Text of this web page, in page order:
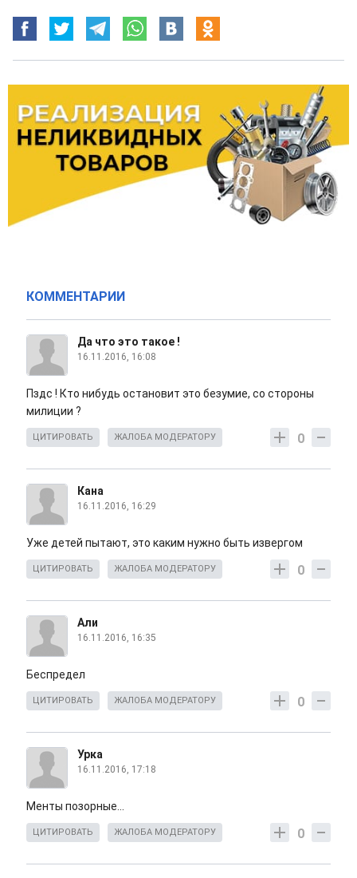
КОММЕНТАРИИ
Да что это такое !
16.11.2016, 16:08
Пздс ! Кто нибудь остановит это безумие, со стороны
милиции ?
0
ЦИТИРОВАТЬ ЖАЛОБА МОДЕРАТОРУ
Кана
16.11.2016, 16:29
Уже детей пытают, это каким нужно быть извергом
0
ЦИТИРОВАТЬ ЖАЛОБА МОДЕРАТОРУ
Али
16.11.2016, 16:35
Беспредел
0
ЦИТИРОВАТЬ ЖАЛОБА МОДЕРАТОРУ
Урка
16.11.2016, 17:18
Менты позорные...
0
ЦИТИРОВАТЬ ЖАЛОБА МОДЕРАТОРУ